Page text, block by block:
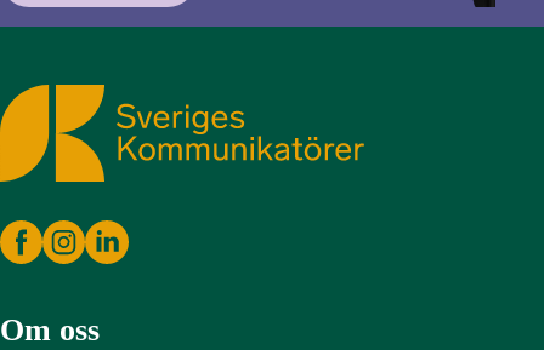
Sveriges Kommunikatörer
Om oss